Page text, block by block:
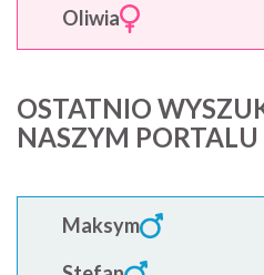
Oliwia
OSTATNIO
NASZYM PORTALU
Maksym